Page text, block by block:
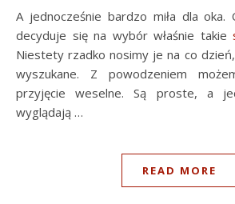
A jednocześnie bardzo miła dla
decyduje się na wybór właśnie takie
Niestety rzadko nosimy je na co
wyszukane. Z powodzeniem
przyjęcie weselne. Są proste, a
wyglądają …
READ MORE